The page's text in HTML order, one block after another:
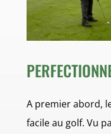
A premier abord,
facile au golf. Vu